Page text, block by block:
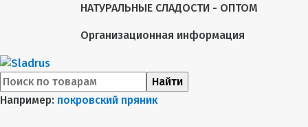
НАТУРАЛЬНЫЕ СЛАДОСТИ - ОПТОМ
Организационная информация
Найти
Например: покровский пряник